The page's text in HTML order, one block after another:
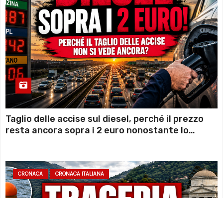
Taglio delle accise sul diesel, perché il prezzo
resta ancora sopra i 2 euro nonostante lo
CRONACA CRONACA ITALIANA